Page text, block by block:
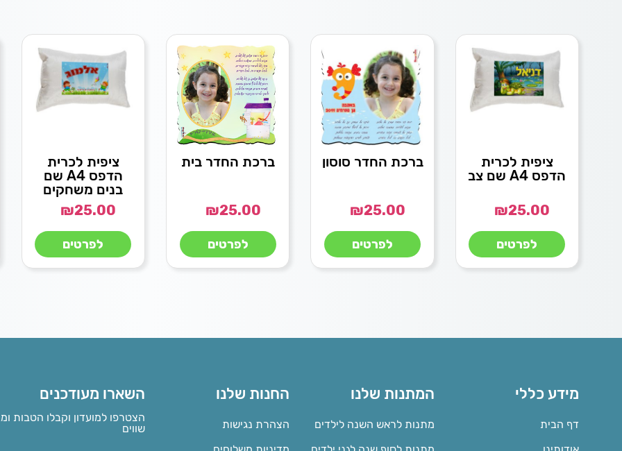
ציפית לכרית
הדפס A4 שם צב
₪25.00
לפרטים
ברכת החדר סוסון
₪25.00
לפרטים
ברכת החדר בית
₪25.00
לפרטים
ציפית לכרית
הדפס A4 שם
בנים משחקים
₪25.00
לפרטים
מידע כללי
דף הבית
המתנות שלנו
מתנות לראש השנה לילדים
החנות שלנו
הצהרת נגישות
השארו מעודכנים
הצטרפו למועדון וקבלו הטבות
שווים